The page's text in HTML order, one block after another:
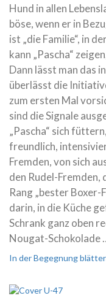
Hund in allen
böse, wenn er in
ist „die Familie“, in
kann „Pascha“
Dann lässt man das
überlässt die
zum ersten Mal
sind die Signale
„Pascha“ sich
freundlich,
Fremden, von sich
den Rudel-Fremden,
Rang „bester Boxer-
darin, in die Küche
Schrank ganz oben
Nougat-Schokolade
In der Begegnung